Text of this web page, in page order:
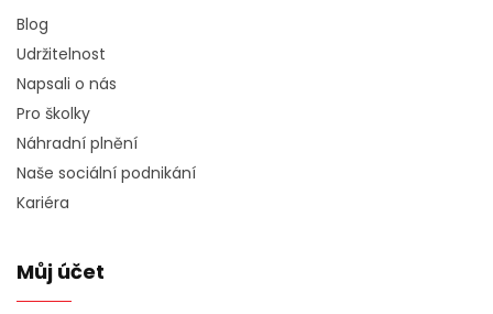
Blog
Udržitelnost
Napsali o nás
Pro školky
Náhradní plnění
Naše sociální podnikání
Kariéra
Můj účet